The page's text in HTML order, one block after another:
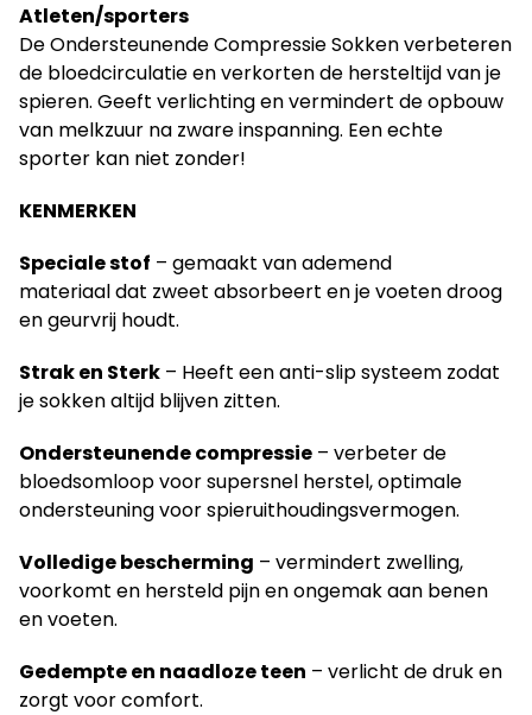
Atleten/sporters
De Ondersteunende Compressie Sokken verbeteren
de bloedcirculatie en verkorten de hersteltijd van je
spieren. Geeft verlichting en vermindert de opbouw
van melkzuur na zware inspanning. Een echte
sporter kan niet zonder!
KENMERKEN
Speciale stof – gemaakt van ademend
materiaal dat zweet absorbeert en je voeten droog
en geurvrij houdt.
Strak en Sterk – Heeft een anti-slip systeem zodat
je sokken altijd blijven zitten.
Ondersteunende compressie – verbeter de
bloedsomloop voor supersnel herstel, optimale
ondersteuning voor spieruithoudingsvermogen.
Volledige bescherming – vermindert zwelling,
voorkomt en hersteld pijn en ongemak aan benen
en voeten.
Gedempte en naadloze teen – verlicht de druk en
zorgt voor comfort.